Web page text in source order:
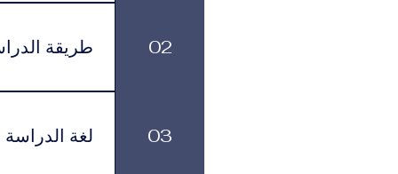
الرسوم
02 طريقة
لموافقة التأشيرة وأنظمة السفر.
03 لغة الدراسة